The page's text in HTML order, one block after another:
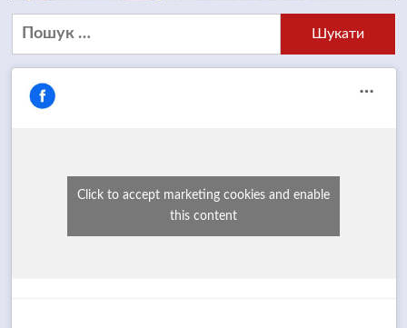
Пошук:
Click to accept marketing cookies and enable
this content